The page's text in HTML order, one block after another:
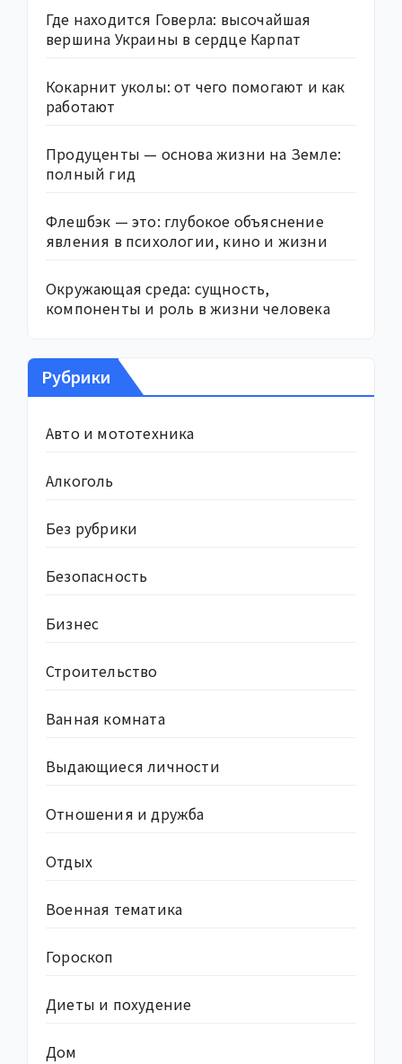
Где находится Говерла: высочайшая
вершина Украины в сердце Карпат
Кокарнит уколы: от чего помогают и как
работают
Продуценты — основа жизни на Земле:
полный гид
Флешбэк — это: глубокое объяснение
явления в психологии, кино и жизни
Окружающая среда: сущность,
компоненты и роль в жизни человека
Рубрики
Авто и мототехника
Алкоголь
Без рубрики
Безопасность
Бизнес
Строительство
Ванная комната
Выдающиеся личности
Отношения и дружба
Отдых
Военная тематика
Гороскоп
Диеты и похудение
Дом